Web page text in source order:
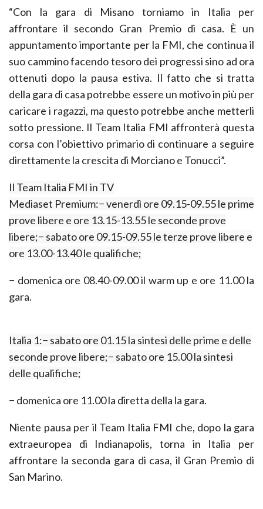
“Con la gara di Misano torniamo in Italia per
affrontare il secondo Gran Premio di casa. È un
appuntamento importante per la FMI, che continua il
suo cammino facendo tesoro dei progressi sino ad ora
ottenuti dopo la pausa estiva. Il fatto che si tratta
della gara di casa potrebbe essere un motivo in più per
caricare i ragazzi, ma questo potrebbe anche metterli
sotto pressione. Il Team Italia FMI affronterà questa
corsa con l’obiettivo primario di continuare a seguire
direttamente la crescita di Morciano e Tonucci”.
Il Team Italia FMI in TV
Mediaset Premium:− venerdì ore 09.15-09.55 le prime
prove libere e ore 13.15-13.55 le seconde prove
libere;− sabato ore 09.15-09.55 le terze prove libere e
ore 13.00-13.40 le qualifiche;
− domenica ore 08.40-09.00 il warm up e ore 11.00 la
gara.
Italia 1:− sabato ore 01.15 la sintesi delle prime e delle
seconde prove libere;− sabato ore 15.00 la sintesi
delle qualifiche;
− domenica ore 11.00 la diretta della la gara.
Niente pausa per il Team Italia FMI che, dopo la gara
extraeuropea di Indianapolis, torna in Italia per
affrontare la seconda gara di casa, il Gran Premio di
San Marino.